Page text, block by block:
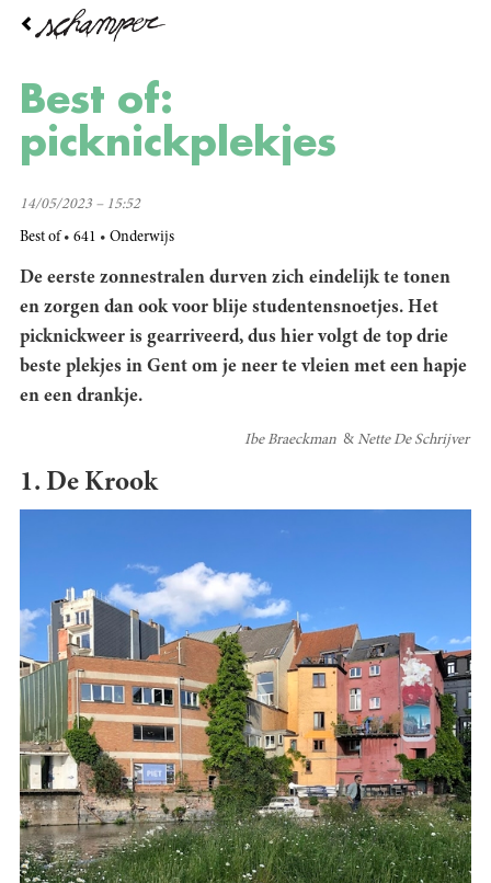
Overslaan
inhoud
Best of:
picknickplekjes
14/05/2023 – 15:52
Best of 641 Onderwijs
De eerste zonnestralen durven zich eindelijk te tonen
en zorgen dan ook voor blije studentensnoetjes. Het
picknickweer is gearriveerd, dus hier volgt de top drie
beste plekjes in Gent om je neer te vleien met een hapje
en een drankje.
Ibe Braeckman Nette De Schrijver
1. De Krook